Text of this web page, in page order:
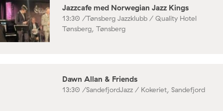
Jazzcafe med Norwegian Jazz Kings
13:30 /Tønsberg Jazzklubb / Quality Hotel
Tønsberg, Tønsberg
Dawn Allan & Friends
13:30 /SandefjordJazz / Kokeriet, Sandefjord